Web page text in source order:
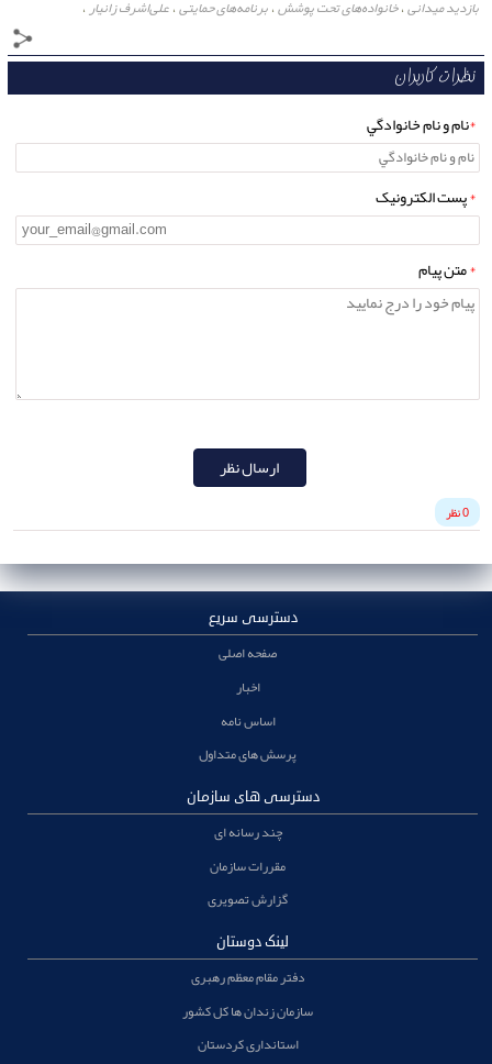
بازدید میدانی،خانواده‌های تحت پوشش،برنامه‌های حمایتی،علی‌اشرف زانیار،
شناسایی و اولویت‌بندی مشکلات،
نیازهای ضروری معیشتی،بسته‌های حمایتی،کالاهای اساسی،
نظرات کاربران
*نام و نام خانوادگي
*پست الکترونيک
*متن پيام
ارسال نظر
0 نظر
دسترسی سریع
صفحه اصلی
اخبار
اساس نامه
پرسش های متداول
دسترسی های سازمان
چند رسانه ای
مقررات سازمان
گزارش تصویری
لینک دوستان
دفتر مقام معظم رهبری
سازمان زندان ها کل کشور
استانداری کردستان